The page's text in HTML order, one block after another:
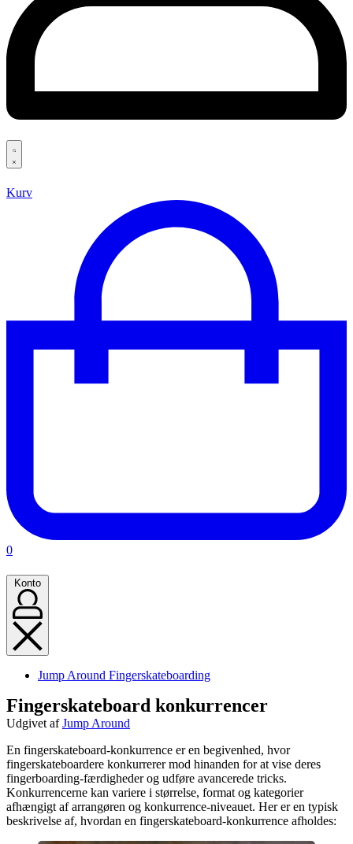
Search
Kurv
0Kurv
Konto
Konto
UdgivetJump Around Fingerskateboarding
Fingerskateboard konkurrencer
Udgivet afJump Around
En fingerskateboard-konkurrence er en begivenhed, hvor
fingerskateboardere konkurrerer mod hinanden for at vise deres
fingerboarding-færdigheder og udføre avancerede tricks.
Konkurrencerne kan variere i størrelse, format og kategorier
afhængigt af arrangøren og konkurrence-niveauet. Her er en typisk
beskrivelse af, hvordan en fingerskateboard-konkurrence afholdes: